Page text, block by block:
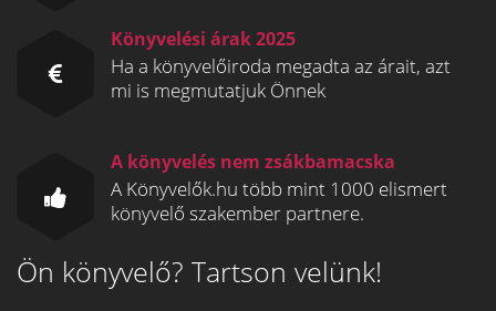
Könyvelési árak 2025
Ha a könyvelőiroda megadta az árait, azt
mi is megmutatjuk Önnek
A könyvelés nem zsákbamacska
A Könyvelők.hu több mint 1000 elismert
könyvelő szakember partnere.
Ön könyvelő? Tartson velünk!